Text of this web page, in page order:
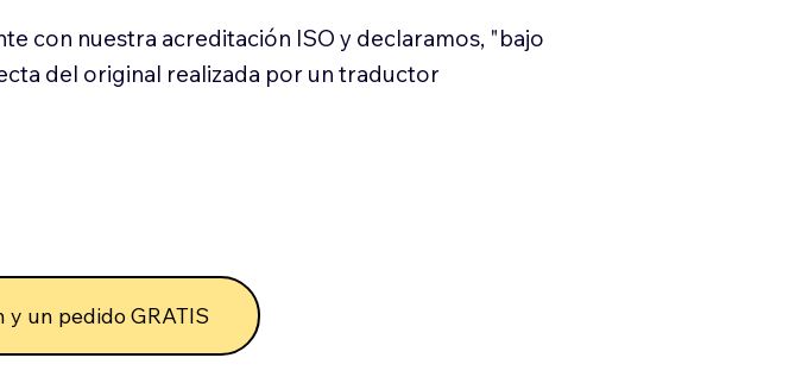
con nuestra acreditación ISO y declaramos, "bajo
del original realizada por un traductor
un pedido GRATIS